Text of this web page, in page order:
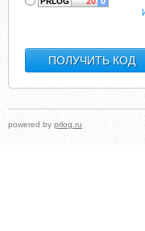
powered by prlog.ru